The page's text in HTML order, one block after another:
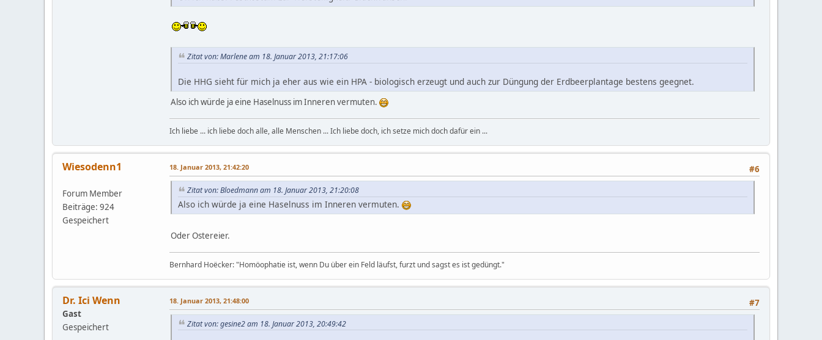
Zitat von: Marlene am 18. Januar 2013, 21:17:06
Die HHG sieht für mich ja eher aus wie ein HPA - biologisch erzeugt und auch zur Düngung der Erdbeerplantage bestens geegnet.
Also ich würde ja eine Haselnuss im Inneren vermuten.
Ich liebe ... ich liebe doch alle, alle Menschen ... Ich liebe doch, ich setze mich doch dafür ein ...
Wiesodenn1
Forum Member
Beiträge: 924
Gespeichert
#6
18. Januar 2013, 21:42:20
Zitat von: Bloedmann am 18. Januar 2013, 21:20:08
Also ich würde ja eine Haselnuss im Inneren vermuten.
Oder Ostereier.
Bernhard Hoëcker: "Homöophatie ist, wenn Du über ein Feld läufst, furzt und sagst es ist gedüngt."
Dr. Ici Wenn
Gast
Gespeichert
#7
18. Januar 2013, 21:48:00
Zitat von: gesine2 am 18. Januar 2013, 20:49:42